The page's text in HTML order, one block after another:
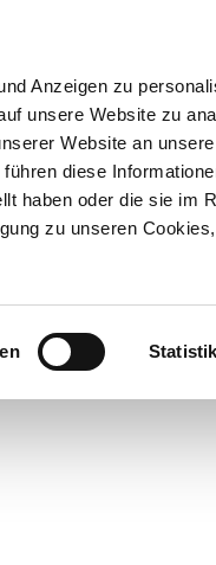
Anzeigen zu
unsere Website zu
Website an
diese
haben oder die sie im
zu unseren